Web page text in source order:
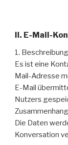
II. E-Mail-
1.
Es ist eine
Mail-Adresse
E-Mail
Nutzers
Die Daten
Konversation